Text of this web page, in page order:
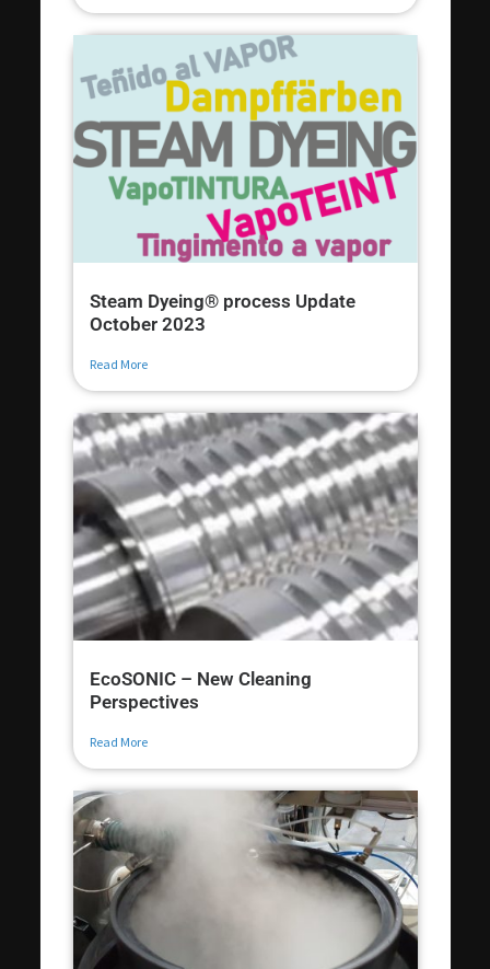
Steam Dyeing® process Update
October 2023
Read More
EcoSONIC – New Cleaning
Perspectives
Read More